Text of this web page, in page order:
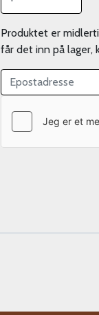
Produktet er
får det inn på lager,